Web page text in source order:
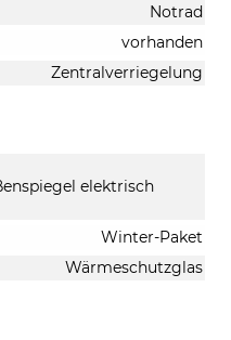
Notrad
vorhanden
Zentralverriegelung
elektrisch
Winter-Paket
Wärmeschutzglas